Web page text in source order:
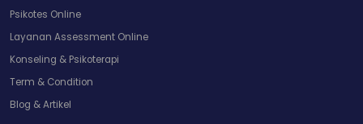
Psikotes Online
Layanan Assessment Online
Konseling & Psikoterapi
Term & Condition
Blog & Artikel